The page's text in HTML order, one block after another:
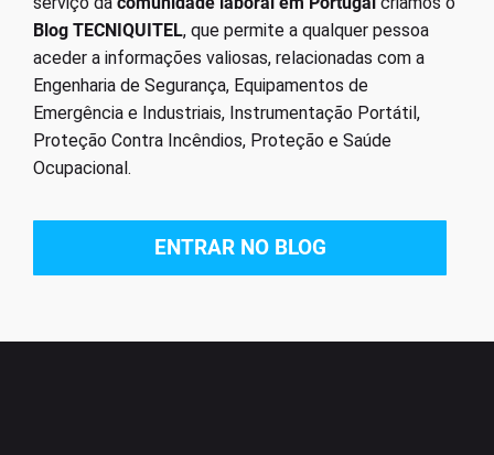
Blog TECNIQUITEL, que permite a qualquer pessoa
aceder a informações valiosas, relacionadas com a
Engenharia de Segurança, Equipamentos de
Emergência e Industriais, Instrumentação Portátil,
Proteção Contra Incêndios, Proteção e Saúde
Ocupacional.
ENTRAR NO BLOG